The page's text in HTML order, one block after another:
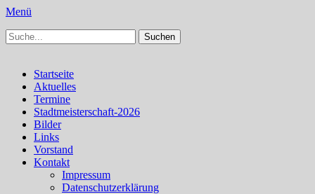
Menü
Schachfreunde Bürstadt
Schachfreunde im Web
Suchen
nach:
Primäres
Menü
Zum
Inhalt
springen
Startseite
Aktuelles
Termine
Stadtmeisterschaft-2026
Bilder
Links
Vorstand
Kontakt
Impressum
Datenschutzerklärung